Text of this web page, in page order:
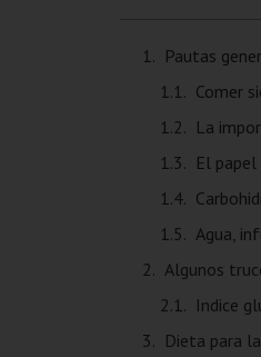
Pautas
Comer
La
El
Agua,
Algunos
Indice
Dieta para